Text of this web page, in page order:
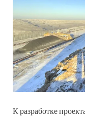
К разработке